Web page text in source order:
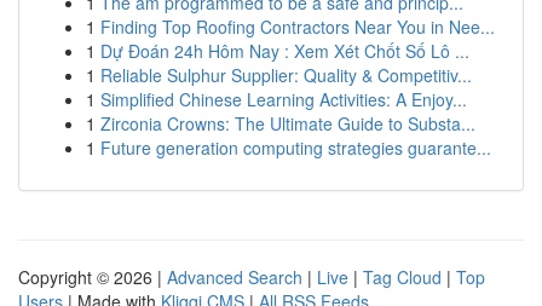
1 Finding Top Roofing Contractors Near You in Nee...
1 Dự Đoán 24h Hôm Nay : Xem Xét Chốt Số Lô ...
1 Reliable Sulphur Supplier: Quality & Competitiv...
1 Simplified Chinese Learning Activities: A Enjoy...
1 Zirconia Crowns: The Ultimate Guide to Substa...
1 Future generation computing strategies guarante...
Copyright © 2026 | Advanced Search | Live | Tag Cloud | Top
Users | Made with Kliqqi CMS | All RSS Feeds